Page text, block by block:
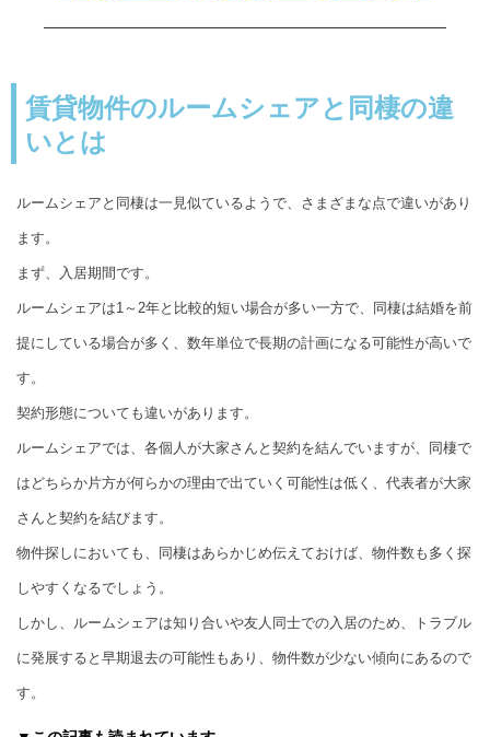
賃貸物件のルームシェアと同棲の違
いとは
ルームシェアと同棲は一見似ているようで、さまざまな点で違いがあり
ます。
まず、入居期間です。
ルームシェアは1～2年と比較的短い場合が多い一方で、同棲は結婚を前
提にしている場合が多く、数年単位で長期の計画になる可能性が高いで
す。
契約形態についても違いがあります。
ルームシェアでは、各個人が大家さんと契約を結んでいますが、同棲で
はどちらか片方が何らかの理由で出ていく可能性は低く、代表者が大家
さんと契約を結びます。
物件探しにおいても、同棲はあらかじめ伝えておけば、物件数も多く探
しやすくなるでしょう。
しかし、ルームシェアは知り合いや友人同士での入居のため、トラブル
に発展すると早期退去の可能性もあり、物件数が少ない傾向にあるので
す。